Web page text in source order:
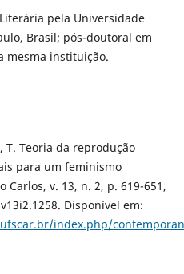
pela Universidade
Brasil; pós-doutoral em
mesma instituição.
T. Teoria da reprodução
para um feminismo
Carlos, v. 13, n. 2, p. 619-651,
Disponível em:
index.php/